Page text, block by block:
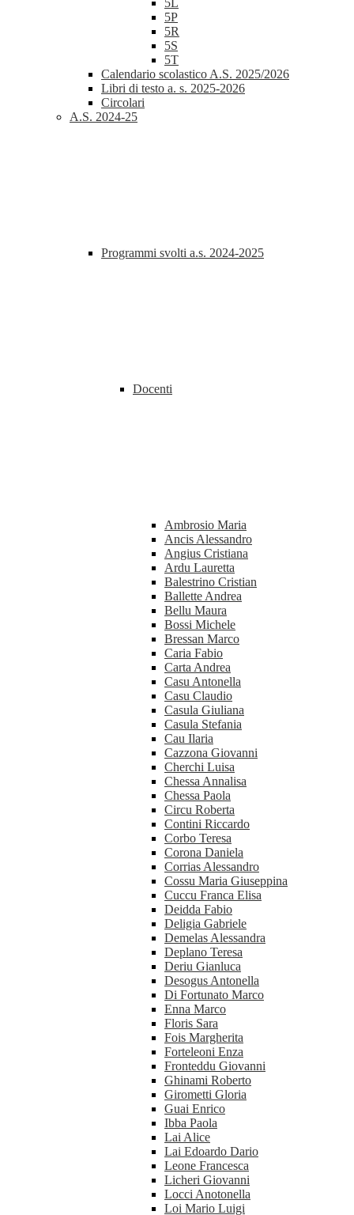
5L
5P
5R
5S
5T
Calendario scolastico A.S. 2025/2026
Libri di testo a. s. 2025-2026
Circolari
A.S. 2024-25
Programmi svolti a.s. 2024-2025
Docenti
Ambrosio Maria
Ancis Alessandro
Angius Cristiana
Ardu Lauretta
Balestrino Cristian
Ballette Andrea
Bellu Maura
Bossi Michele
Bressan Marco
Caria Fabio
Carta Andrea
Casu Antonella
Casu Claudio
Casula Giuliana
Casula Stefania
Cau Ilaria
Cazzona Giovanni
Cherchi Luisa
Chessa Annalisa
Chessa Paola
Circu Roberta
Contini Riccardo
Corbo Teresa
Corona Daniela
Corrias Alessandro
Cossu Maria Giuseppina
Cuccu Franca Elisa
Deidda Fabio
Deligia Gabriele
Demelas Alessandra
Deplano Teresa
Deriu Gianluca
Desogus Antonella
Di Fortunato Marco
Enna Marco
Floris Sara
Fois Margherita
Forteleoni Enza
Fronteddu Giovanni
Ghinami Roberto
Girometti Gloria
Guai Enrico
Ibba Paola
Lai Alice
Lai Edoardo Dario
Leone Francesca
Licheri Giovanni
Locci Anotonella
Loi Mario Luigi